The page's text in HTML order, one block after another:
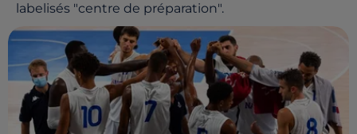
labelisés "centre de préparation".